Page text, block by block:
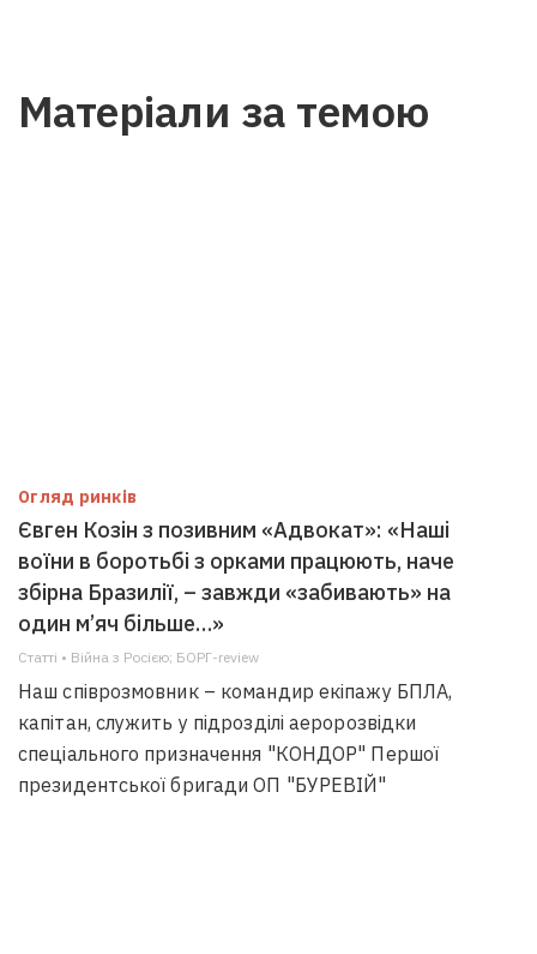
Матеріали за темою
Огляд ринків
Євген Козін з позивним «Адвокат»: «Наші
воїни в боротьбі з орками працюють, наче
збірна Бразилії, – завжди «забивають» на
один м’яч більше…»
Статті • Війна з Росією; БОРГ-review
Наш співрозмовник – командир екіпажу БПЛА,
капітан, служить у підрозділі аеророзвідки
спеціального призначення "КОНДОР" Першої
президентської бригади ОП "БУРЕВІЙ"